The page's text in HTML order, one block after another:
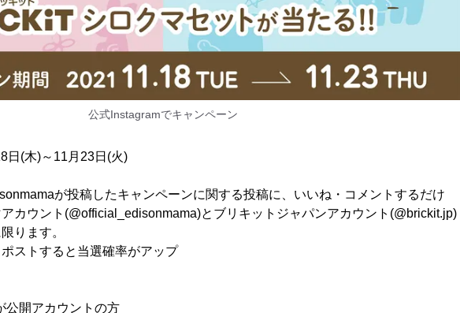
公式Instagramでキャンペーン
日(木)～11月23日(火)
が投稿したキャンペーンに関する投稿に、いいね・コメントするだけ
カウント(@official_edisonmama)とブリキットジャパンアカウント(@brickit.jp)
ります。
ストすると当選確率がアップ
公開アカウントの方